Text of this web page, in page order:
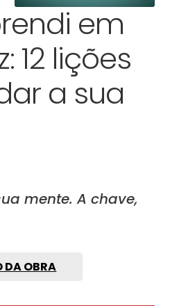
em
12 lições
a sua
mente. A chave,
DA OBRA